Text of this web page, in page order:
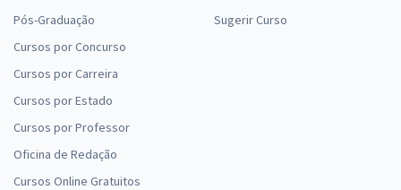
Pós-Graduação
Cursos por Concurso
Cursos por Carreira
Cursos por Estado
Cursos por Professor
Oficina de Redação
Cursos Online Gratuitos
Sugerir Curso